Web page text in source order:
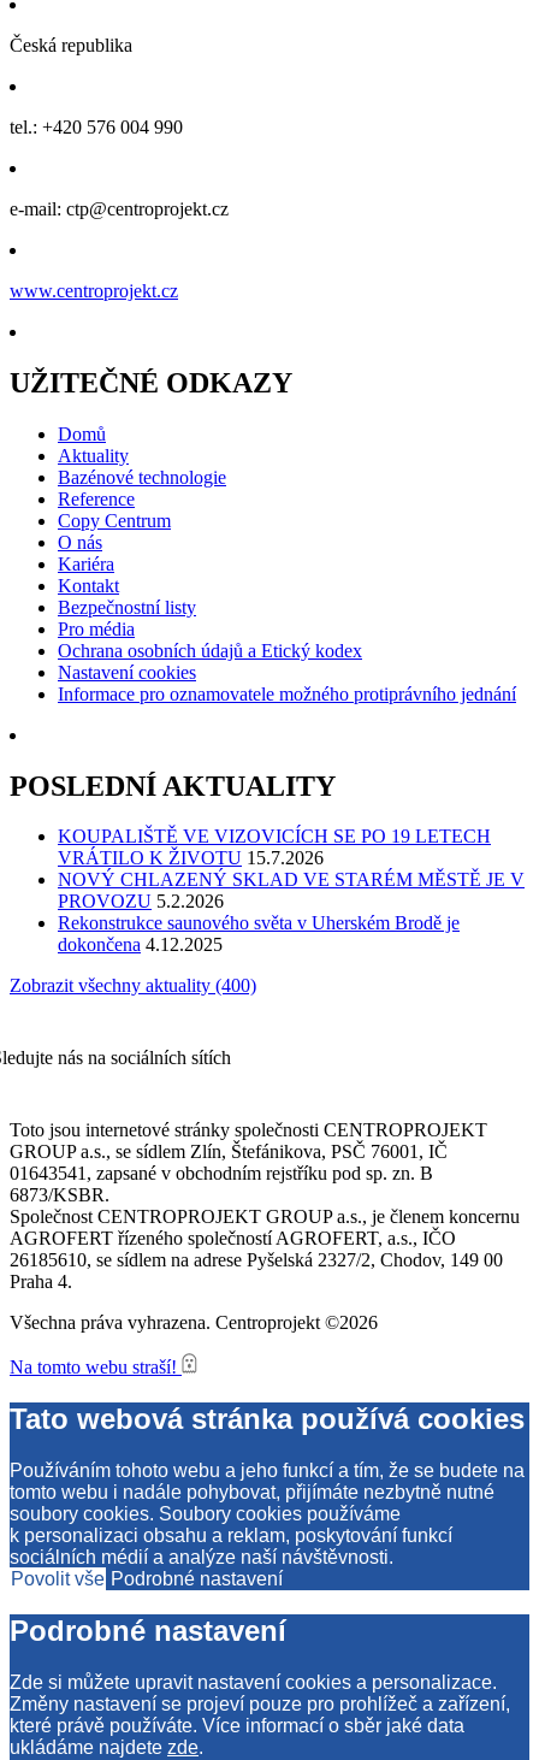
Česká republika
tel.: +420 576 004 990
e-mail: ctp@centroprojekt.cz
www.centroprojekt.cz
UŽITEČNÉ ODKAZY
Domů
Aktuality
Bazénové technologie
Reference
Copy Centrum
O nás
Kariéra
Kontakt
Bezpečnostní listy
Pro média
Ochrana osobních údajů a Etický kodex
Nastavení cookies
Informace pro oznamovatele možného protiprávního jednání
POSLEDNÍ AKTUALITY
KOUPALIŠTĚ VE VIZOVICÍCH SE PO 19 LETECH
VRÁTILO K ŽIVOTU 15.7.2026
NOVÝ CHLAZENÝ SKLAD VE STARÉM MĚSTĚ JE V
PROVOZU 5.2.2026
Rekonstrukce saunového světa v Uherském Brodě je
dokončena 4.12.2025
Zobrazit všechny aktuality (400)
nás na sociálních sítích
Toto jsou internetové stránky společnosti CENTROPROJEKT
GROUP a.s., se sídlem Zlín, Štefánikova, PSČ 76001, IČ
01643541, zapsané v obchodním rejstříku pod sp. zn. B
6873/KSBR.
Společnost CENTROPROJEKT GROUP a.s., je členem koncernu
AGROFERT řízeného společností AGROFERT, a.s., IČO
26185610, se sídlem na adrese Pyšelská 2327/2, Chodov, 149 00
Praha 4.
Všechna práva vyhrazena. Centroprojekt ©2026
Na tomto webu straší!
Tato webová stránka používá cookies
Používáním tohoto webu a jeho funkcí a tím, že se budete na
tomto webu i nadále pohybovat, přijímáte nezbytně nutné
soubory cookies. Soubory cookies používáme
k personalizaci obsahu a reklam, poskytování funkcí
sociálních médií a analýze naší návštěvnosti.
Povolit vše Podrobné nastavení
Podrobné nastavení
Zde si můžete upravit nastavení cookies a personalizace.
Změny nastavení se projeví pouze pro prohlížeč a zařízení,
které právě používáte. Více informací o sběr jaké data
ukládáme najdete zde.